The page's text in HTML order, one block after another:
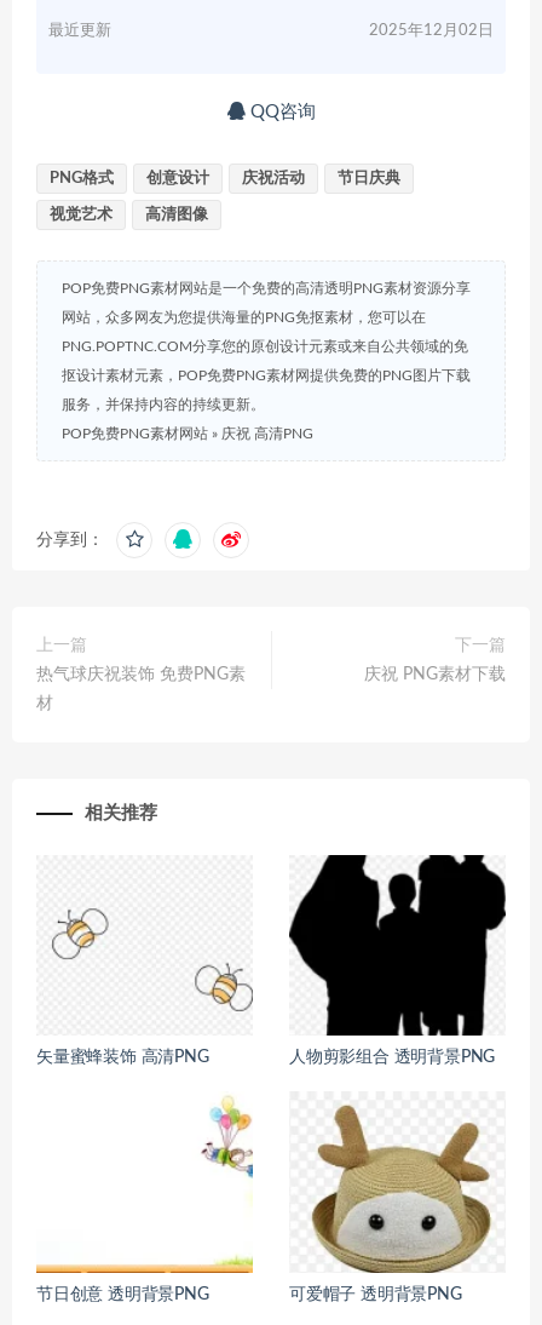
最近更新 2025年12月02日
QQ咨询
PNG格式 创意设计 庆祝活动 节日庆典
视觉艺术 高清图像
POP免费PNG素材网站是一个免费的高清透明PNG素材资源分享
网站，众多网友为您提供海量的PNG免抠素材，您可以在
PNG.POPTNC.COM分享您的原创设计元素或来自公共领域的免
抠设计素材元素，POP免费PNG素材网提供免费的PNG图片下载
服务，并保持内容的持续更新。
POP免费PNG素材网站 » 庆祝 高清PNG
分享到：
上一篇
热气球庆祝装饰 免费PNG素
材
下一篇
庆祝 PNG素材下载
相关推荐
矢量蜜蜂装饰 高清PNG 人物剪影组合 透明背景PNG
节日创意 透明背景PNG 可爱帽子 透明背景PNG